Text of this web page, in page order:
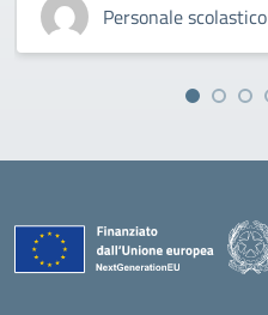
Personale scolastico